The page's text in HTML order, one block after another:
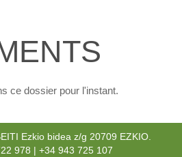
ce dossier pour l'instant.
Ezkio bidea z/g 20709 EZKIO.
978 | +34 943 725 107